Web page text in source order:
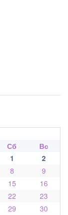
Сб
Вс
1
2
8
9
15
16
22
23
29
30